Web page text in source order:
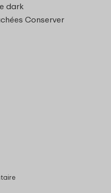
dark
Conserver